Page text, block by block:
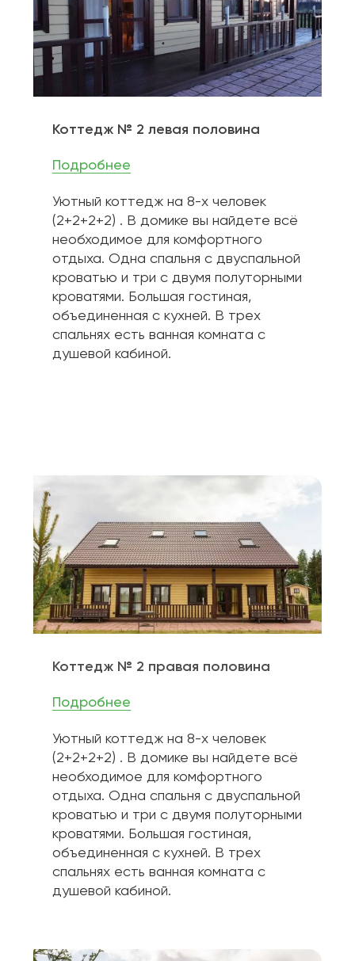
Коттедж № 2 левая половина
Подробнее
Уютный коттедж на 8-х человек
(2+2+2+2) . В домике вы найдете всё
необходимое для комфортного
отдыха. Одна спальня с двуспальной
кроватью и три с двумя полуторными
кроватями. Большая гостиная,
объединенная с кухней. В трех
спальнях есть ванная комната с
душевой кабиной.
Коттедж № 2 правая половина
Подробнее
Уютный коттедж на 8-х человек
(2+2+2+2) . В домике вы найдете всё
необходимое для комфортного
отдыха. Одна спальня с двуспальной
кроватью и три с двумя полуторными
кроватями. Большая гостиная,
объединенная с кухней. В трех
спальнях есть ванная комната с
душевой кабиной.